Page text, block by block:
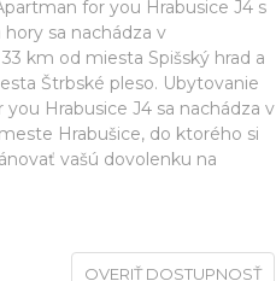
for you Hrabusice J4 s
sa nachádza v
km od miesta Spišský hrad a
Štrbské pleso. Ubytovanie
Hrabusice J4 sa nachádza v
Hrabušice, do ktorého si
vašú dovolenku na
OVERIŤ DOSTUPNOSŤ